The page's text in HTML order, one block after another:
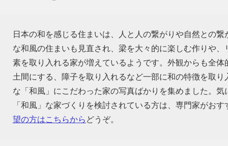
日本の和を感じる住まいは、人と人の繋がりや自然との
な和風の住まいも見直され、梁を大々的に楽しむ作りや
素を取り入れる家が増えているようです。外観からも全
土間にする、障子を取り入れるなど一部に和の特徴を取
な「和風」にこだわった家の写真ばかりを集めました。
「和風」な家づくりを検討されている方は、専門家がお
望の方はこちらから どうぞ。